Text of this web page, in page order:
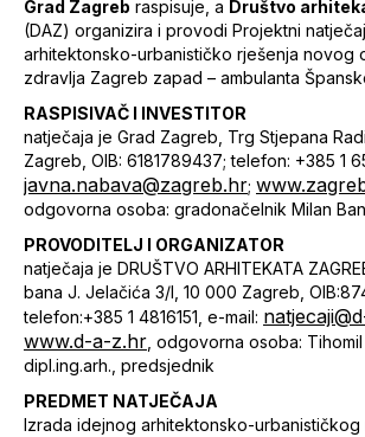
Grad Zagreb raspisuje, a Društvo
(DAZ) organizira i provodi Projektni
arhitektonsko-urbanističko rješenja novog
zdravlja Zagreb zapad – ambulanta
RASPISIVAČ I INVESTITOR
natječaja je Grad Zagreb, Trg Stjepana
Zagreb, OIB: 6181789437; telefon: +385 1
javna.nabava@zagreb.hr;
odgovorna osoba: gradonačelnik Milan
PROVODITELJ I ORGANIZATOR
natječaja je DRUŠTVO ARHITEKATA
bana J. Jelačića 3/I, 10 000 Zagreb,
telefon:+385 1 4816151, e-mail:
www.d-a-z.hr , odgovorna osoba:
dipl.ing.arh., predsjednik
PREDMET NATJEČAJA
Izrada idejnog arhitektonsko-